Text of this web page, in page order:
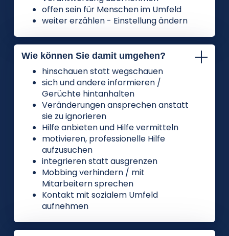
offen sein für Menschen im Umfeld
weiter erzählen - Einstellung ändern
Wie können Sie damit umgehen?
hinschauen statt wegschauen
sich und andere informieren /
Gerüchte hintanhalten
Veränderungen ansprechen anstatt
sie zu ignorieren
Hilfe anbieten und Hilfe vermitteln
motivieren, professionelle Hilfe
aufzusuchen
integrieren statt ausgrenzen
Mobbing verhindern / mit
Mitarbeitern sprechen
Kontakt mit sozialem Umfeld
aufnehmen